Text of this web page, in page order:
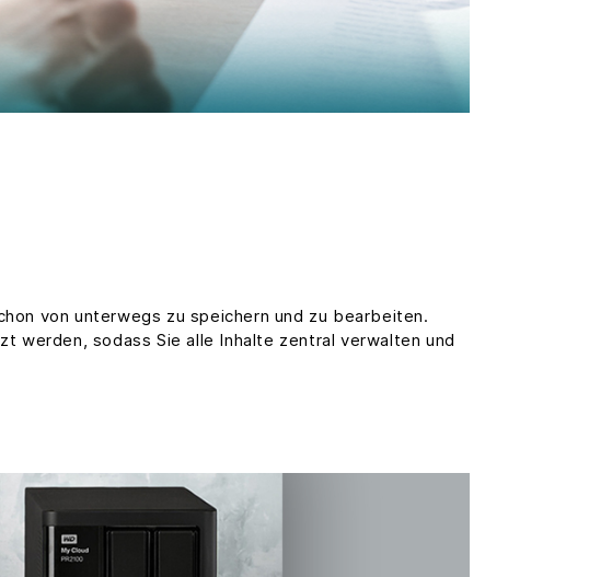
von unterwegs zu speichern und zu bearbeiten.
werden, sodass Sie alle Inhalte zentral verwalten und